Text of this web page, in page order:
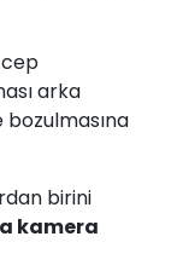
cep
arka
bozulmasına
birini
kamera